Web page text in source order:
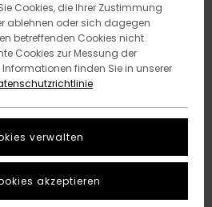
Cookies, die Ihrer Zustimmung
ablehnen oder sich dagegen
betreffenden Cookies nicht
Cookies zur Messung der
finden Sie in unserer
verwalten
akzeptieren